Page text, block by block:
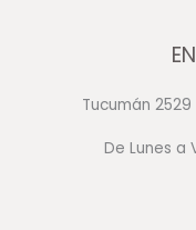
Tucumán
De Lunes a